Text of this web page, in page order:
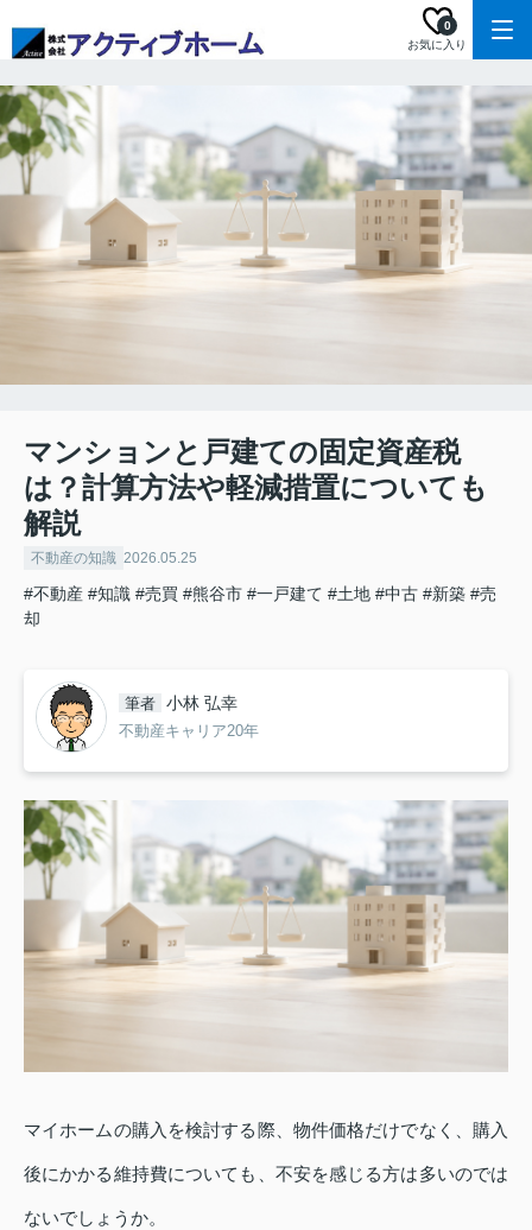
お気に入り
0
マンションと戸建ての固定資産税
は？計算方法や軽減措置についても
解説
不動産の知識 2026.05.25
#不動産 #知識 #売買 #熊谷市 #一戸建て #土地 #中古 #新築 #売
却
筆者 小林 弘幸
不動産キャリア20年
マイホームの購入を検討する際、物件価格だけでなく、購入
後にかかる維持費についても、不安を感じる方は多いのでは
ないでしょうか。